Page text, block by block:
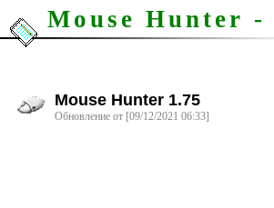
Mouse Hunter
Mouse Hunter 1.75
Обновление от [09/12/2021 06:33]